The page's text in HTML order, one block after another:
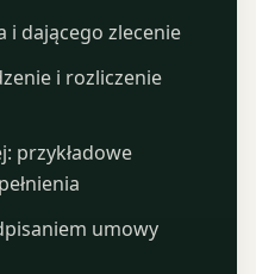
i dającego zlecenie
i rozliczenie
przykładowe
umowy